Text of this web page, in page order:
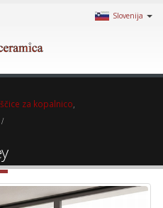
Slovenija
za kopalnico